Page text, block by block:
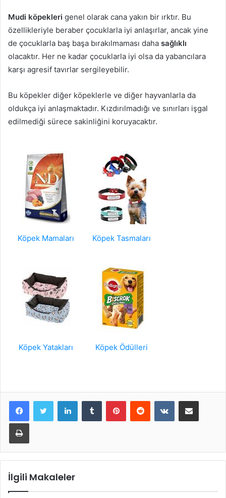
Mudi köpekleri genel olarak cana yakın bir ırktır. Bu
özellikleriyle beraber çocuklarla iyi anlaşırlar, ancak yine
de çocuklarla baş başa bırakılmaması daha sağlıklı
olacaktır. Her ne kadar çocuklarla iyi olsa da yabancılara
karşı agresif tavırlar sergileyebilir.
Bu köpekler diğer köpeklerle ve diğer hayvanlarla da
oldukça iyi anlaşmaktadır. Kızdırılmadığı ve sınırları işgal
edilmediği sürece sakinliğini koruyacaktır.
Köpek Mamaları Köpek Tasmaları
Köpek Yatakları Köpek Ödülleri
LinkedInTumblr PinterestReddit VKontakteE-Posta ile paylaş
Yazdır
İlgili Makaleler